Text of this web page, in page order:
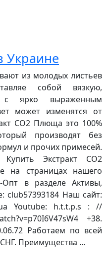
Украине
из молодых листьев
собой вязкую,
с ярко выраженным
может изменятся от
СО2 Плюща это 100%
производят без
и прочих примесей.
Купить Экстракт СО2
страницах нашего
в разделе Активы,
club57393184 Наш сайт:
Youtube: h.t.t.p.s : //
+38.
Работаем по всей
Преимущества ...